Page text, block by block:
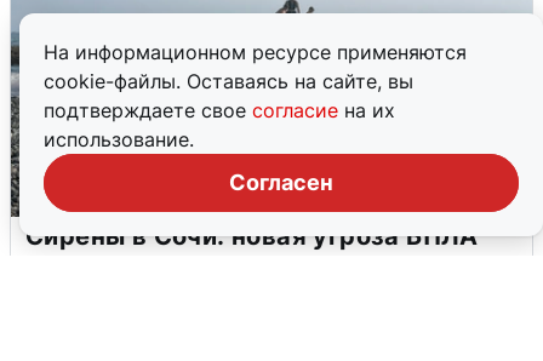
На информационном ресурсе применяются
cookie-файлы. Оставаясь на сайте, вы
подтверждаете свое согласие на их
использование.
Согласен
Сирены в Сочи: новая угроза БПЛА